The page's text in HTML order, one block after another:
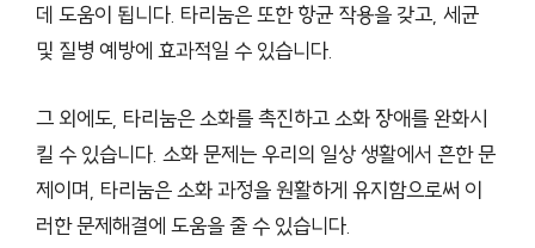
데 도움이 됩니다. 타리눔은 또한 항균 작용을 갖고, 세균
및 질병 예방에 효과적일 수 있습니다.
그 외에도, 타리눔은 소화를 촉진하고 소화 장애를 완화시
킬 수 있습니다. 소화 문제는 우리의 일상 생활에서 흔한 문
제이며, 타리눔은 소화 과정을 원활하게 유지함으로써 이
러한 문제해결에 도움을 줄 수 있습니다.